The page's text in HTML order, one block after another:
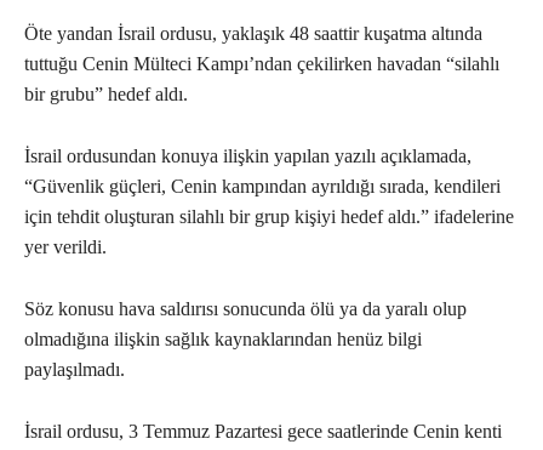
Öte yandan İsrail ordusu, yaklaşık 48 saattir kuşatma altında
tuttuğu Cenin Mülteci Kampı’ndan çekilirken havadan “silahlı
bir grubu” hedef aldı.
İsrail ordusundan konuya ilişkin yapılan yazılı açıklamada,
“Güvenlik güçleri, Cenin kampından ayrıldığı sırada, kendileri
için tehdit oluşturan silahlı bir grup kişiyi hedef aldı.” ifadelerine
yer verildi.
Söz konusu hava saldırısı sonucunda ölü ya da yaralı olup
olmadığına ilişkin sağlık kaynaklarından henüz bilgi
paylaşılmadı.
İsrail ordusu, 3 Temmuz Pazartesi gece saatlerinde Cenin kenti